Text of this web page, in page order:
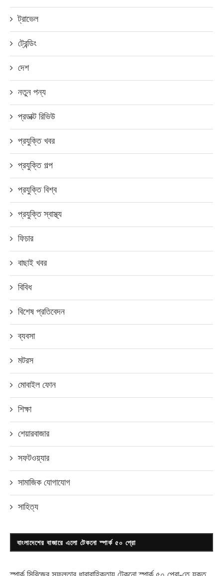
ট্রাভেল
ট্রেন্ডিং
দেশ
নতুন পন্য
প্রডাক্ট রিভিউ
প্রযুক্তি খবর
প্রযুক্তি গল্প
প্রযুক্তি বিশ্ব
প্রযুক্তি স্বাস্থ্য
ফিচার
বাছাই খবর
বিবিধ
বিশেষ প্রতিবেদন
ব্যবসা
মটরস
মোবাইল ফোন
শিক্ষা
শেয়ারবাজার
সফটওয়্যার
সামাজিক যোগাযোগ
সাহিত্য
বাংলাদেশের বাজারে এলো টেকনো স্পার্ক ৫০ প্রো